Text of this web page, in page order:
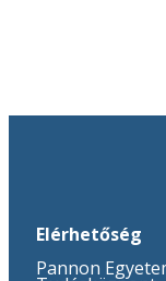
Elérhetőség
Pannon